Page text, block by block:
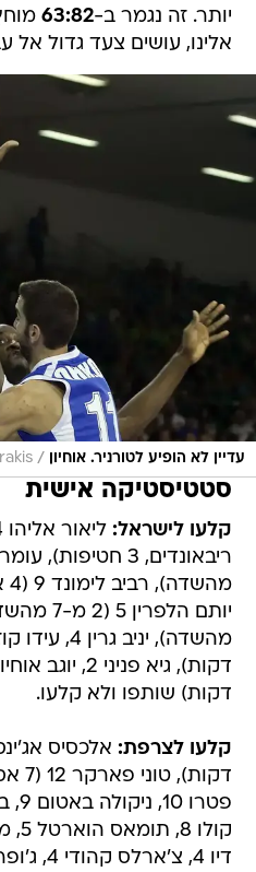
יותר. זה נגמר ב-63:82
אלינו, עושים צעד גדול
עדיין לא הופיע לטורניר. אוחיון /
סטטיסטיקה אישית
קלעו לישראל:
דקות) שותפו ולא קלעו.
קלעו לצרפת: